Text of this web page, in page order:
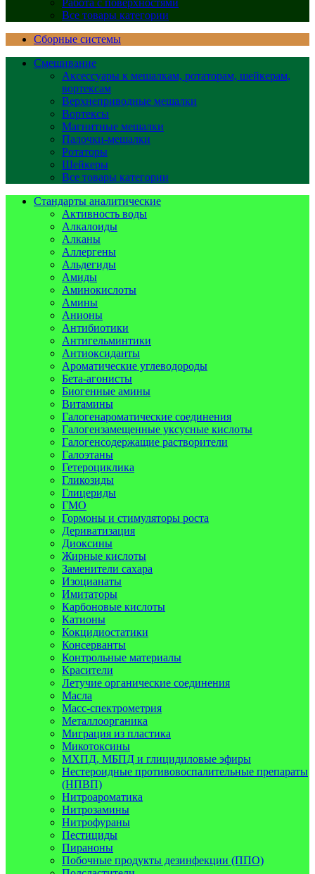
Работа с поверхностями
Все товары категории
Сборные системы
Смешивание
Аксессуары к мешалкам, ротаторам, шейкерам,
вортексам
Верхнеприводные мешалки
Вортексы
Магнитные мешалки
Палочки-мешалки
Ротаторы
Шейкеры
Все товары категории
Стандарты аналитические
Активность воды
Алкалоиды
Алканы
Аллергены
Альдегиды
Амиды
Аминокислоты
Амины
Анионы
Антибиотики
Антигельминтики
Антиоксиданты
Ароматические углеводороды
Бета-агонисты
Биогенные амины
Витамины
Галогенароматические соединения
Галогензамещенные уксусные кислоты
Галогенсодержащие растворители
Галоэтаны
Гетероциклика
Гликозиды
Глицериды
ГМО
Гормоны и стимуляторы роста
Дериватизация
Диоксины
Жирные кислоты
Заменители сахара
Изоцианаты
Имитаторы
Карбоновые кислоты
Катионы
Кокцидиостатики
Консерванты
Контрольные материалы
Красители
Летучие органические соединения
Масла
Масс-спектрометрия
Металлоорганика
Миграция из пластика
Микотоксины
МХПД, МБПД и глицидиловые эфиры
Нестероидные противовоспалительные препараты
(НПВП)
Нитроароматика
Нитрозамины
Нитрофураны
Пестициды
Пираноны
Побочные продукты дезинфекции (ППО)